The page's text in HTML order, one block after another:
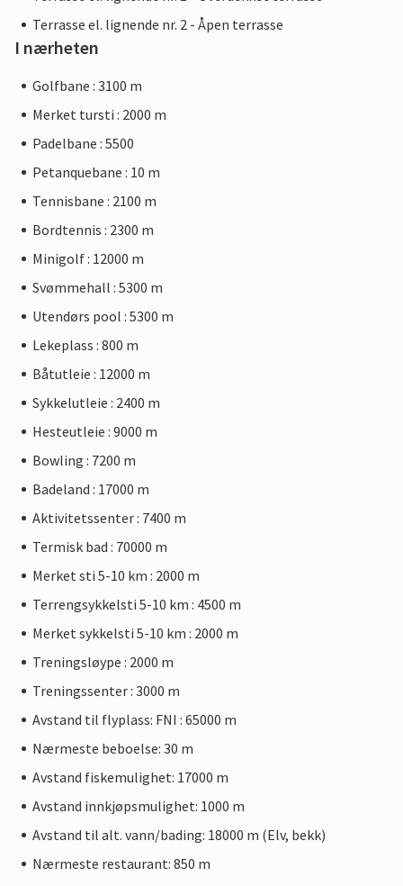
Terrasse el. lignende nr. 2 - Åpen terrasse
I nærheten
Golfbane : 3100 m
Merket tursti : 2000 m
Padelbane : 5500
Petanquebane : 10 m
Tennisbane : 2100 m
Bordtennis : 2300 m
Minigolf : 12000 m
Svømmehall : 5300 m
Utendørs pool : 5300 m
Lekeplass : 800 m
Båtutleie : 12000 m
Sykkelutleie : 2400 m
Hesteutleie : 9000 m
Bowling : 7200 m
Badeland : 17000 m
Aktivitetssenter : 7400 m
Termisk bad : 70000 m
Merket sti 5-10 km : 2000 m
Terrengsykkelsti 5-10 km : 4500 m
Merket sykkelsti 5-10 km : 2000 m
Treningsløype : 2000 m
Treningssenter : 3000 m
Avstand til flyplass: FNI : 65000 m
Nærmeste beboelse: 30 m
Avstand fiskemulighet: 17000 m
Avstand innkjøpsmulighet: 1000 m
Avstand til alt. vann/bading: 18000 m (Elv, bekk)
Nærmeste restaurant: 850 m